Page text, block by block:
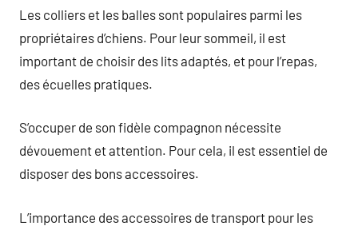
Les colliers et les balles sont populaires parmi les
propriétaires d’chiens. Pour leur sommeil, il est
important de choisir des lits adaptés, et pour l’repas,
des écuelles pratiques.
S’occuper de son fidèle compagnon nécessite
dévouement et attention. Pour cela, il est essentiel de
disposer des bons accessoires.
L’importance des accessoires de transport pour les